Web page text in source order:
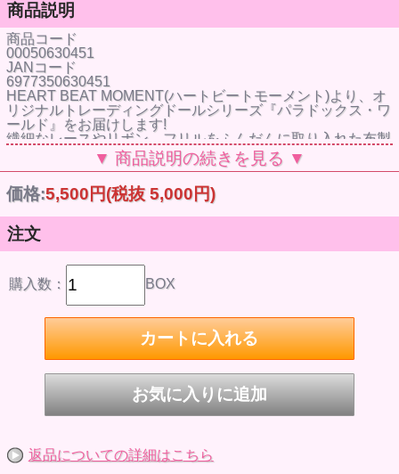
商品説明
商品コード
00050630451
JANコード
6977350630451
HEART BEAT MOMENT(ハートビートモーメント)より、オ
リジナルトレーディングドールシリーズ『パラドックス・ワ
ールド』をお届けします!
繊細なレースやリボン、フリルをふんだんに取り入れた布製
衣装は、細部まで丁寧に作り込まれており、思わず見入って
しまう完成度を誇ります。可動域も広く、様々なポーズを自
由自在にすることができ、生き生きとした表現を楽しめま
す!ぜひ、お見逃しなく!
サイズ:約22cm
素材:PVC、ABS、布、磁石
※海外仕入の為、返品・交換はできかねます。
※海外仕入商品の為、多少の箱潰れが発生する可能性がござ
います。
※参考画像です。
▼ 商品説明の続きを見る ▼
価格:5,500円(税抜 5,000円)
注文
購入数： BOX
返品についての詳細はこちら